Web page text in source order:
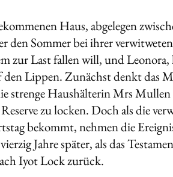
Haus, abgelegen
den Sommer bei ihrer
zur Last fallen will, und
den Lippen. Zunächst denkt das
strenge Haushälterin Mrs
zu locken. Doch als die
bekommt, nehmen die
Jahre später, als das
Iyot Lock zurück.